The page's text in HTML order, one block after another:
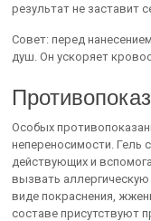
результат не заставит
Совет: перед
душ. Он ускоряет
Особых
непереносимости. Гель
действующих и
вызвать
виде покраснения,
составе присутствуют